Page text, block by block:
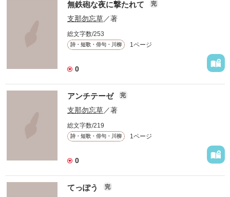
無鉄砲な夜に撃たれて 完
支那勿忘草／著
総文字数/253
詩・短歌・俳句・川柳 1ページ
0
アンチテーゼ 完
支那勿忘草／著
総文字数/219
詩・短歌・俳句・川柳 1ページ
0
てっぽう 完